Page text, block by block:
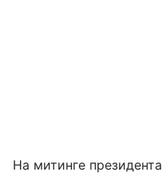
На митинге президента